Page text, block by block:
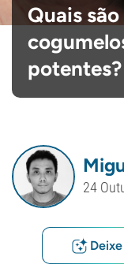
Quais
potentes?
24